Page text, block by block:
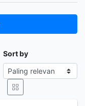
Sort by